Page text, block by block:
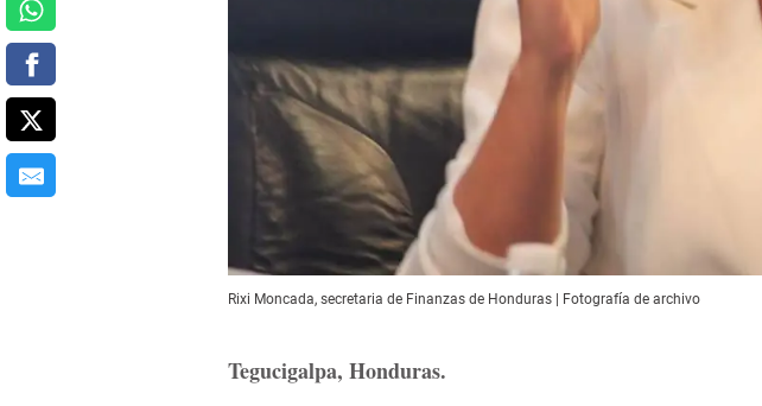
Rixi Moncada, secretaria de Finanzas de Honduras | Fotografía de archivo
Tegucigalpa, Honduras.